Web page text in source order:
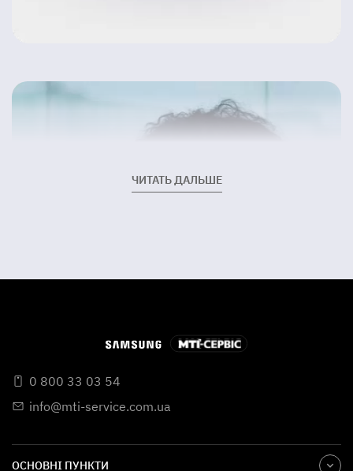
ЧИТАТЬ ДАЛЬШЕ
0 800 33 03 54
info@mti-service.com.ua
ОСНОВНІ ПУНКТИ